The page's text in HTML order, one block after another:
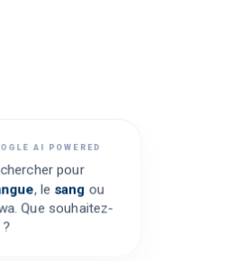
AI POWERED
pour
, le sangou
Que souhaitez-